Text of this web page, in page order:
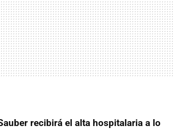
recibirá el alta hospitalaria a lo